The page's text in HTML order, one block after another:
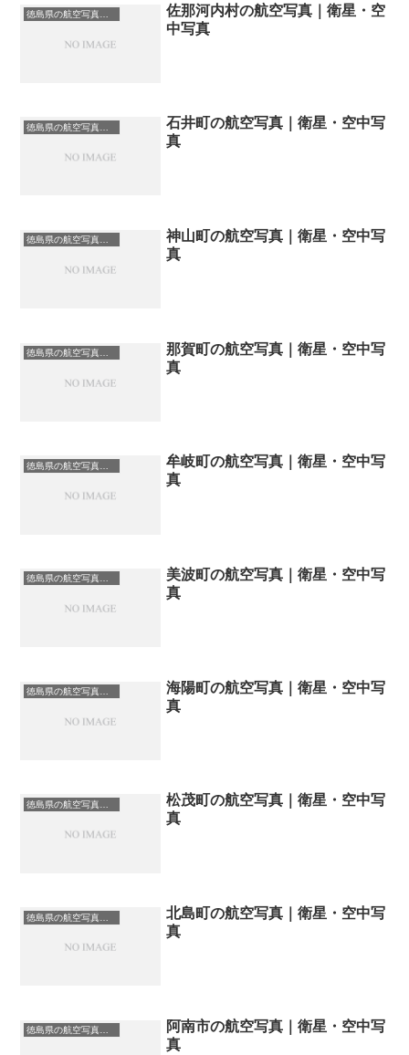
佐那河内村の航空写真｜衛星・空
中写真
石井町の航空写真｜衛星・空中写
真
徳島県の航空写真・空中写真
神山町の航空写真｜衛星・空中写
真
那賀町の航空写真｜衛星・空中写
真
牟岐町の航空写真｜衛星・空中写
真
徳島県の航空写真・空中写真
美波町の航空写真｜衛星・空中写
真
海陽町の航空写真｜衛星・空中写
真
松茂町の航空写真｜衛星・空中写
真
北島町の航空写真｜衛星・空中写
真
徳島県の航空写真・空中写真
阿南市の航空写真｜衛星・空中写
真